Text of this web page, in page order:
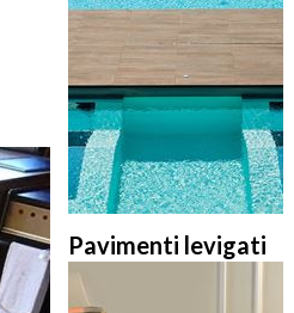
Pavimenti levigati